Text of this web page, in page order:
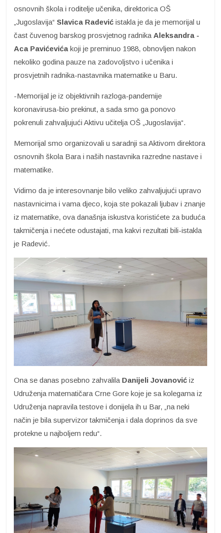
osnovnih škola i roditelje učenika, direktorica OŠ
„Jugoslavija“ Slavica Radević istakla je da je memorijal u
čast čuvenog barskog prosvjetnog radnika Aleksandra -
Aca Pavićevića koji je preminuo 1988, obnovljen nakon
nekoliko godina pauze na zadovoljstvo i učenika i
prosvjetnih radnika-nastavnika matematike u Baru.
-Memorijal je iz objektivnih razloga-pandemije
koronavirusa-bio prekinut, a sada smo ga ponovo
pokrenuli zahvaljujući Aktivu učitelja OŠ „Jugoslavija“.
Memorijal smo organizovali u saradnji sa Aktivom direktora
osnovnih škola Bara i naših nastavnika razredne nastave i
matematike.
Vidimo da je interesovnanje bilo veliko zahvaljujući upravo
nastavnicima i vama djeco, koja ste pokazali ljubav i znanje
iz matematike, ova današnja iskustva koristićete za buduća
takmičenja i nećete odustajati, ma kakvi rezultati bili-istakla
je Radević.
Ona se danas posebno zahvalila Danijeli Jovanović iz
Udruženja matematičara Crne Gore koje je sa kolegama iz
Udruženja napravila testove i donijela ih u Bar, „na neki
način je bila supervizor takmičenja i dala doprinos da sve
protekne u najboljem redu“.